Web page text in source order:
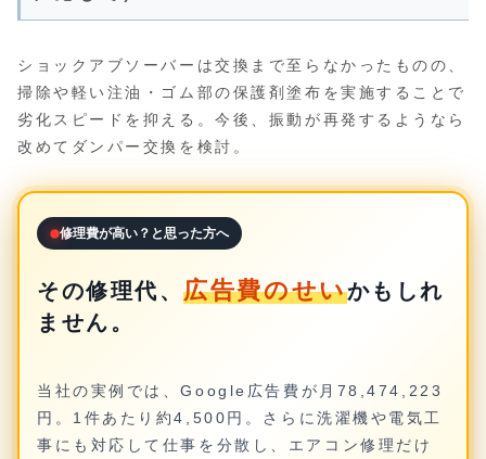
ショックアブソーバーは交換まで至らなかったものの、
掃除や軽い注油・ゴム部の保護剤塗布を実施することで
劣化スピードを抑える。今後、振動が再発するようなら
改めてダンパー交換を検討。
修理費が高い？と思った方へ
その修理代、広告費のせいかもしれ
ません。
当社の実例では、Google広告費が月78,474,223
円。1件あたり約4,500円。さらに洗濯機や電気工
事にも対応して仕事を分散し、エアコン修理だけ